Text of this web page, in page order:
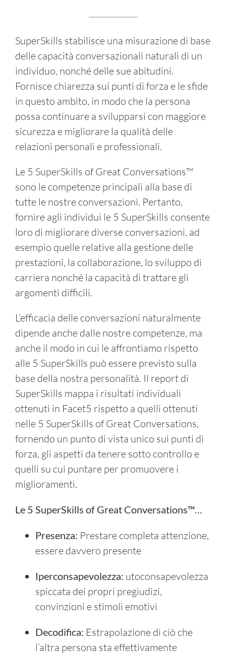
SuperSkills stabilisce una misurazione di base
delle capacità conversazionali naturali di un
individuo, nonché delle sue abitudini.
Fornisce chiarezza sui punti di forza e le sfide
in questo ambito, in modo che la persona
possa continuare a svilupparsi con maggiore
sicurezza e migliorare la qualità delle
relazioni personali e professionali.
Le 5 SuperSkills of Great Conversations™
sono le competenze principali alla base di
tutte le nostre conversazioni. Pertanto,
fornire agli individui le 5 SuperSkills consente
loro di migliorare diverse conversazioni, ad
esempio quelle relative alla gestione delle
prestazioni, la collaborazione, lo sviluppo di
carriera nonché la capacità di trattare gli
argomenti difficili.
L’efficacia delle conversazioni naturalmente
dipende anche dalle nostre competenze, ma
anche il modo in cui le affrontiamo rispetto
alle 5 SuperSkills può essere previsto sulla
base della nostra personalità. Il report di
SuperSkills mappa i risultati individuali
ottenuti in Facet5 rispetto a quelli ottenuti
nelle 5 SuperSkills of Great Conversations,
fornendo un punto di vista unico sui punti di
forza, gli aspetti da tenere sotto controllo e
quelli su cui puntare per promuovere i
miglioramenti.
Le 5 SuperSkills of Great Conversations™…
Presenza: Prestare completa attenzione,
essere davvero presente
Iperconsapevolezza: utoconsapevolezza
spiccata dei propri pregiudizi,
convinzioni e stimoli emotivi
Decodifica: Estrapolazione di ciò che
l’altra persona sta effettivamente